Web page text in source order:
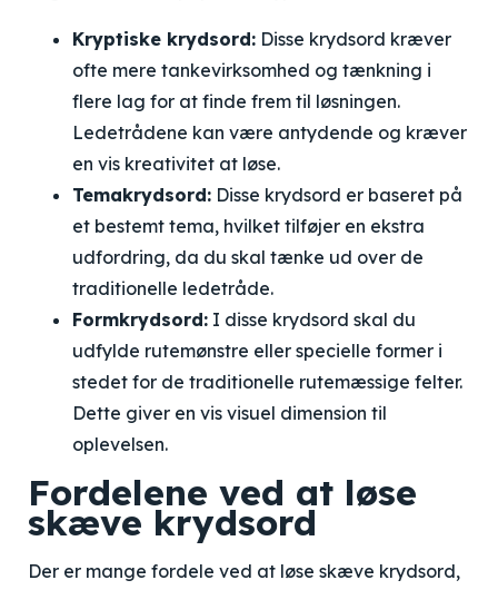
Kryptiske krydsord: Disse krydsord kræver
ofte mere tankevirksomhed og tænkning i
flere lag for at finde frem til løsningen.
Ledetrådene kan være antydende og kræver
en vis kreativitet at løse.
Temakrydsord: Disse krydsord er baseret på
et bestemt tema, hvilket tilføjer en ekstra
udfordring, da du skal tænke ud over de
traditionelle ledetråde.
Formkrydsord: I disse krydsord skal du
udfylde rutemønstre eller specielle former i
stedet for de traditionelle rutemæssige felter.
Dette giver en vis visuel dimension til
oplevelsen.
Fordelene ved at løse
skæve krydsord
Der er mange fordele ved at løse skæve krydsord,